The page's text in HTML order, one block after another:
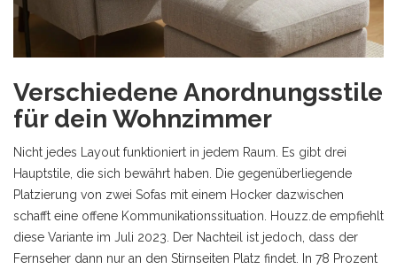
Verschiedene Anordnungsstile
für dein Wohnzimmer
Nicht jedes Layout funktioniert in jedem Raum. Es gibt drei
Hauptstile, die sich bewährt haben. Die gegenüberliegende
Platzierung von zwei Sofas mit einem Hocker dazwischen
schafft eine offene Kommunikationssituation. Houzz.de empfiehlt
diese Variante im Juli 2023. Der Nachteil ist jedoch, dass der
Fernseher dann nur an den Stirnseiten Platz findet. In 78 Prozent